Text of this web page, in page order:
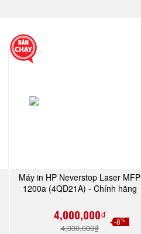
Máy in HP Neverstop Laser MFP
1200a (4QD21A) - Chính hãng
4,000,000₫
4,330,000₫
-8%
MUA NGAY